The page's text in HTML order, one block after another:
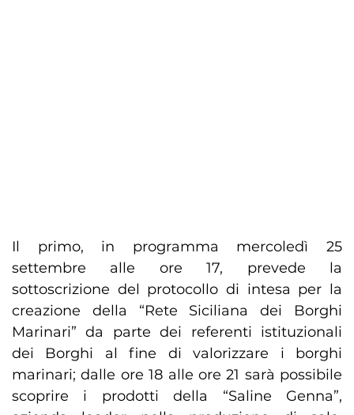
Il primo, in programma mercoledì 25
settembre alle ore 17, prevede la
sottoscrizione del protocollo di intesa per la
creazione della “Rete Siciliana dei Borghi
Marinari” da parte dei referenti istituzionali
dei Borghi al fine di valorizzare i borghi
marinari; dalle ore 18 alle ore 21 sarà possibile
scoprire i prodotti della “Saline Genna”,